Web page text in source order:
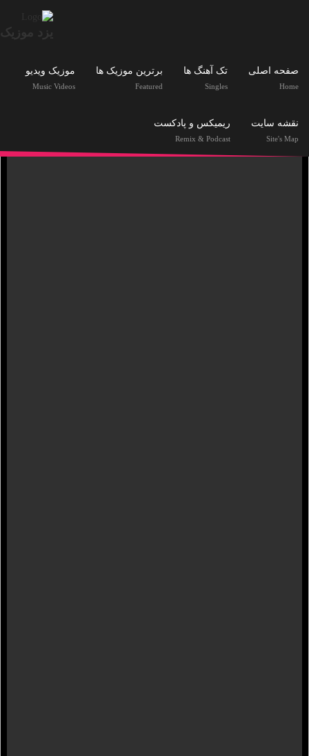
صفحه اصلی
Home
تک آهنگ ها
Singles
برترین موزیک ها
Featured
موزیک ویدیو
Music Videos
نقشه سایت
Site's Map
ریمیکس و پادکست
Remix & Podcast